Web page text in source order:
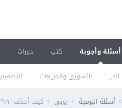
أسئلة وأجوبة
التسويق والمبيعات التصميم
كتب دورات
أسئلة البرمجة روبي كيف أحذف "n\” من داخل السلاسل النصية في روبي؟